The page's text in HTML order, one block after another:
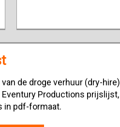
de droge verhuur (dry-hire)
Productions prijslijst,
in pdf-formaat.